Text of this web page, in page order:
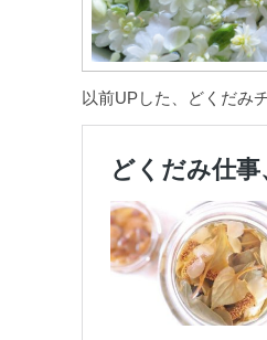
以前UPした、どくだみ